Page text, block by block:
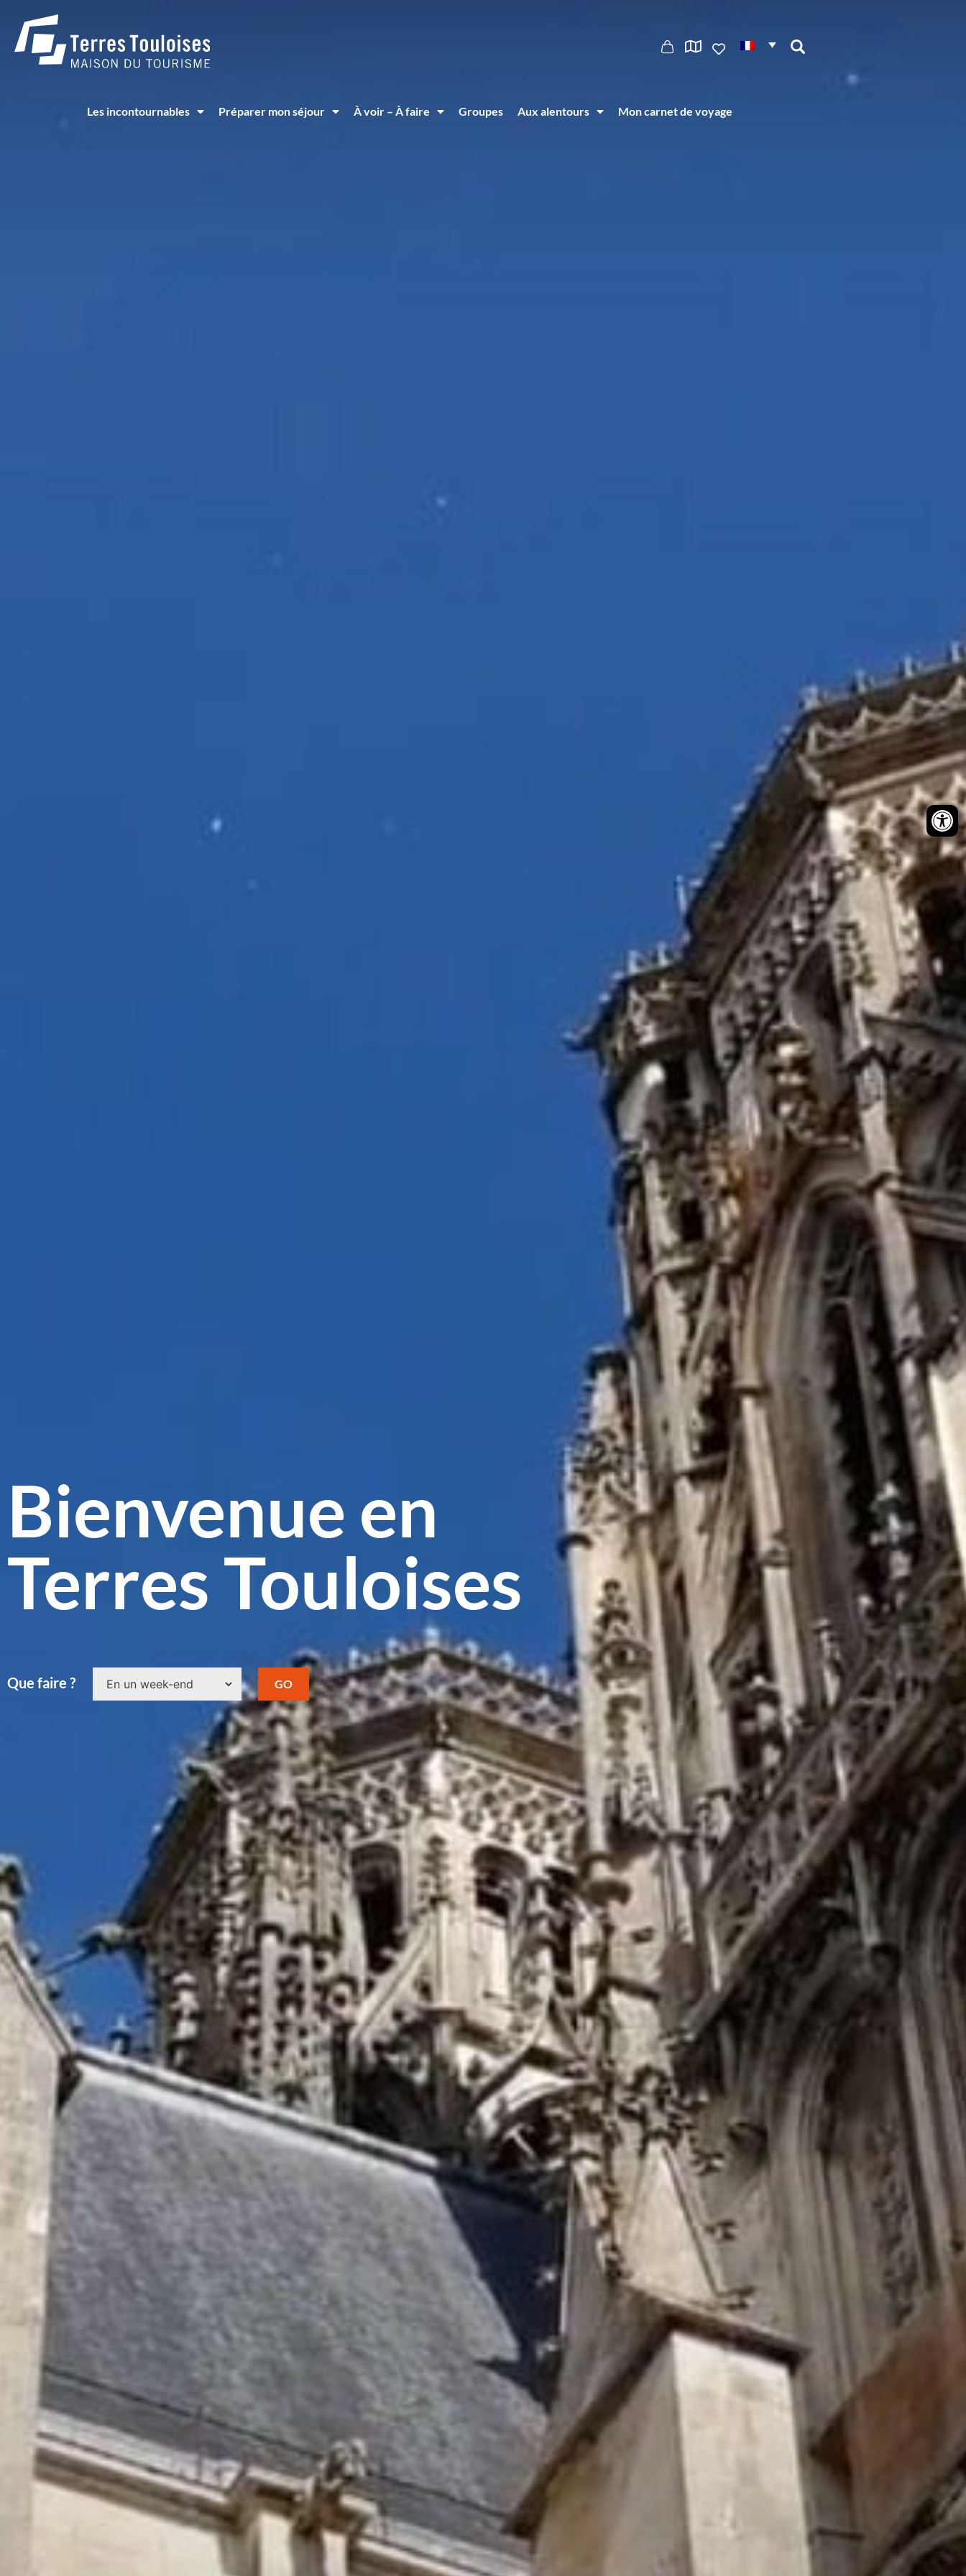
Les incontournables Préparer mon séjour À voir – À faire Groupes Aux alentours Mon carnet de voyage
Bienvenue en
Terres Touloises
Que faire ?